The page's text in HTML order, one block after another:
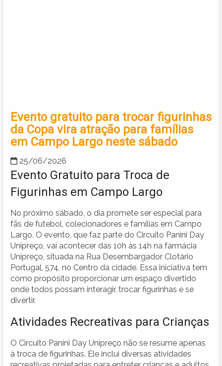
Evento gratuito para trocar figurinhas
da Copa vira atração para famílias
em Campo Largo neste sábado
25/06/2026
Evento Gratuito para Troca de
Figurinhas em Campo Largo
No próximo sábado, o dia promete ser especial para
fãs de futebol, colecionadores e famílias em Campo
Largo. O evento, que faz parte do Circuito Panini Day
Unipreço, vai acontecer das 10h às 14h na farmácia
Unipreço, situada na Rua Desembargador Clotário
Portugal, 574, no Centro da cidade. Essa iniciativa tem
como propósito proporcionar um espaço divertido
onde todos possam interagir, trocar figurinhas e se
divertir.
Atividades Recreativas para Crianças
O Circuito Panini Day Unipreço não se resume apenas
à troca de figurinhas. Ele inclui diversas atividades